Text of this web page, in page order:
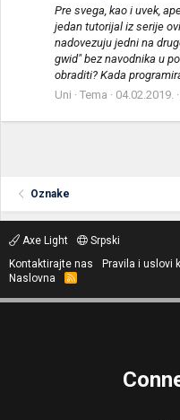
Pre svega, kao i uvek,
jedan tutorijal iz serije
nadovezuju jedni na
gwid" bez navodnika u
obraditi? Kada
Uni
Tema 04.02.2019.
Oznake
Axe Light
Srpski
Kontaktirajte nas
Pravila i uslovi
Naslovna
R
S